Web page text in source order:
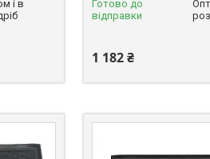
і в
Готово до
відправки
1 182 ₴